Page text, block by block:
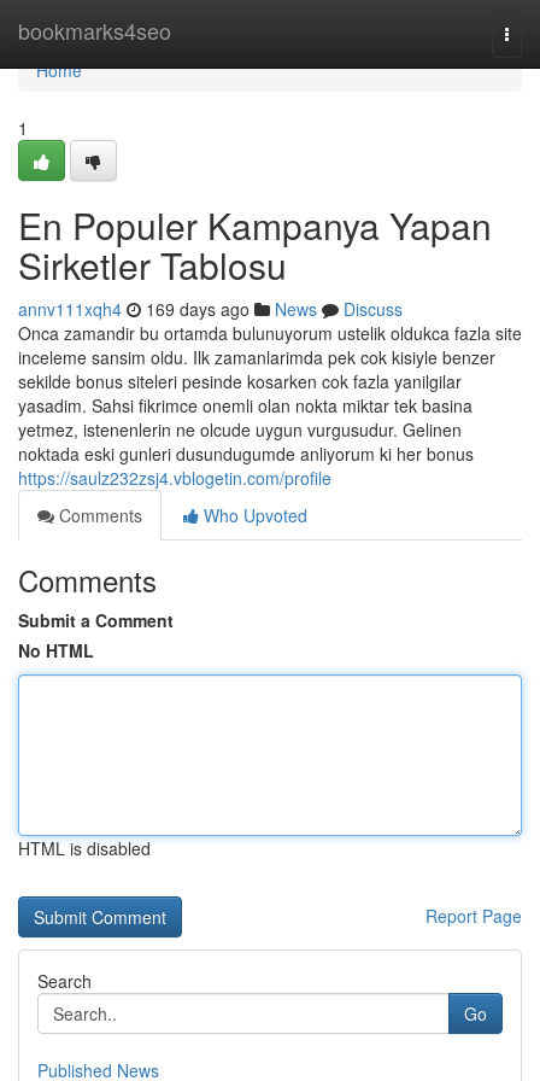
bookmarks4seo
Home
Home
1
En Populer Kampanya Yapan
Sirketler Tablosu
annv111xqh4 169 days ago News
Discuss
Onca zamandir bu ortamda bulunuyorum ustelik oldukca fazla site
inceleme sansim oldu. Ilk zamanlarimda pek cok kisiyle benzer
sekilde bonus siteleri pesinde kosarken cok fazla yanilgilar
yasadim. Sahsi fikrimce onemli olan nokta miktar tek basina
yetmez, istenenlerin ne olcude uygun vurgusudur. Gelinen
noktada eski gunleri dusundugumde anliyorum ki her bonus
https://saulz232zsj4.vblogetin.com/profile
Comments
Who Upvoted
Comments
Submit a Comment
No HTML
HTML is disabled
Report Page
Search
Go
Published News